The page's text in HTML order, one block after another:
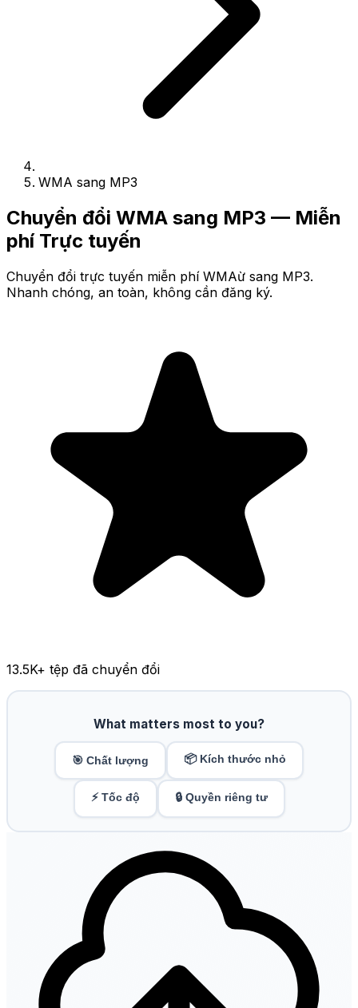
WMA sang MP3
Chuyển đổi WMA sang MP3 — Miễn
phí Trực tuyến
Chuyển đổi trực tuyến miễn phí WMAừ sang MP3.
Nhanh chóng, an toàn, không cần đăng ký.
13.5K+ tệp đã chuyển đổi
What matters most to you?
🎯 Chất lượng 📦 Kích thước nhỏ
⚡ Tốc độ 🔒 Quyền riêng tư